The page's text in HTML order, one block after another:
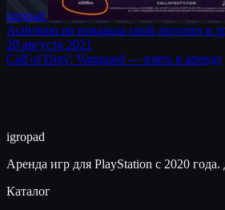
igropad
Activision не показала свой логотип в
20 августа 2021
Call of Duty: Vanguard — взять в аренду
igropad
Аренда игр для PlayStation с 2020
Каталог